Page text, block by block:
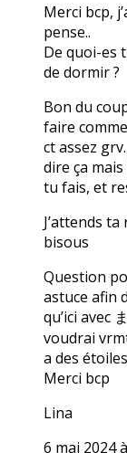
Merci bcp,
pense..
De quoi-es
de dormir ?
Bon du
faire
ct assez
dire ça
tu fais, et
J’attends
bisous
Question
astuce afin
qu’ici avec
voudrai
a des
Merci bcp
Lina
6 mai 2024